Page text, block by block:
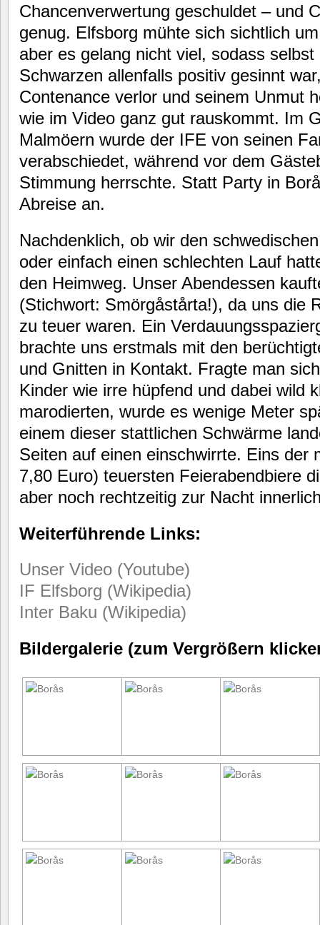
Chancenverwertung geschuldet – und
genug. Elfsborg mühte sich sichtlich
aber es gelang nicht viel, sodass
Schwarzen allenfalls positiv gesinnt
Contenance verlor und seinem Unmut
wie im Video ganz gut rauskommt. Im
Malmöern wurde der IFE von seinen
verabschiedet, während vor dem
Stimmung herrschte. Statt Party in
Abreise an.
Nachdenklich, ob wir den
oder einfach einen schlechten Lauf
den Heimweg. Unser Abendessen
(Stichwort: Smörgåstårta!), da uns die
zu teuer waren. Ein
brachte uns erstmals mit den
und Gnitten in Kontakt. Fragte man
Kinder wie irre hüpfend und dabei wild
marodierten, wurde es wenige Meter
einem dieser stattlichen Schwärme
Seiten auf einen einschwirrte. Eins der
7,80 Euro) teuersten Feierabendbiere
aber noch rechtzeitig zur Nacht
Weiterführende Links:
Unser Video (Youtube)
IF Elfsborg (Wikipedia)
Inter Baku (Wikipedia)
Bildergalerie (zum Vergrößern